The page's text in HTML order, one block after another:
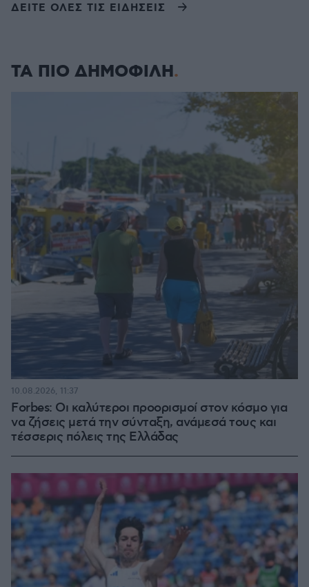
ΔΕΙΤΕ ΟΛΕΣ ΤΙΣ ΕΙΔΗΣΕΙΣ
ΤΑ ΠΙΟ ΔΗΜΟΦΙΛΗ
Forbes: Οι καλύτεροι προορισμοί στον κόσμο για
να ζήσεις μετά την σύνταξη, ανάμεσά τους και
τέσσερις πόλεις της Ελλάδας
10.08.2026, 11:37